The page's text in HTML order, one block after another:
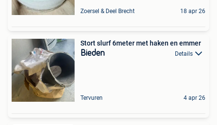
Zoersel & Deel Brecht 18 apr 26
Stort slurf 6meter met haken en emmer
Bieden Details
Tervuren 4 apr 26